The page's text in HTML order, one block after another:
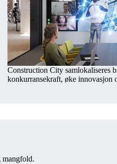
Construction City samlokaliseres
konkurransekraft, øke innovasjon
mangfold.